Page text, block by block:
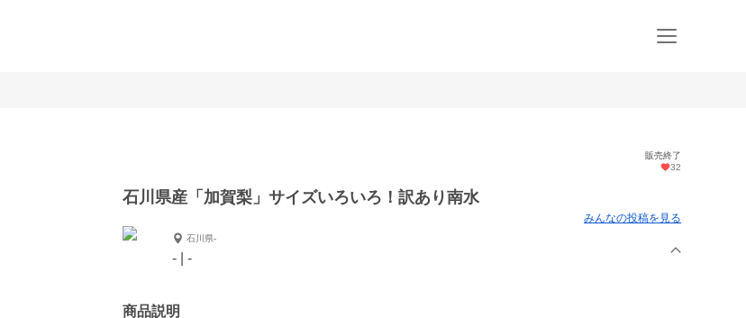
販売終了
32
石川県産「加賀梨」サイズいろいろ！訳あり南水
みんなの投稿を見る
石川県-
- | -
商品説明